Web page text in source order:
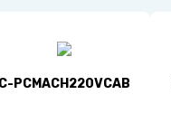
C-PCMACH220VCAB